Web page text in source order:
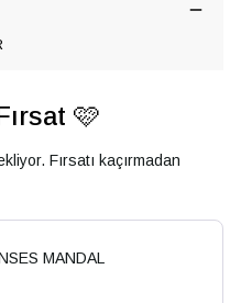
🩷
Fırsatı kaçırmadan
MANDAL